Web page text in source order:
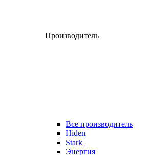
Производитель
Все производитель
Hiden
Stark
Энергия